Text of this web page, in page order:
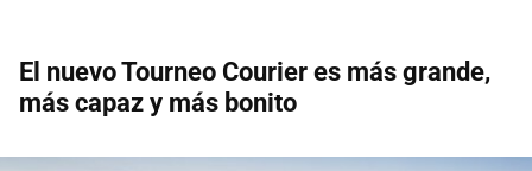
El nuevo Tourneo Courier es más grande,
más capaz y más bonito